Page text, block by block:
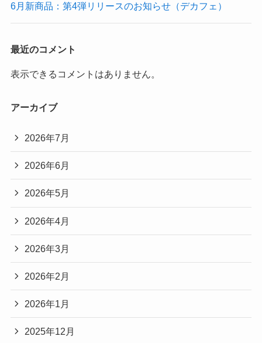
6月新商品：第4弾リリースのお知らせ（デカフェ）
最近のコメント
表示できるコメントはありません。
アーカイブ
2026年7月
2026年6月
2026年5月
2026年4月
2026年3月
2026年2月
2026年1月
2025年12月